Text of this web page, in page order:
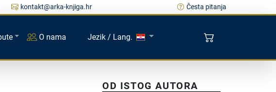
kontakt@arka-knjiga.hr Česta pitanja
O nama Jezik / Lang.
OD ISTOG AUTORA